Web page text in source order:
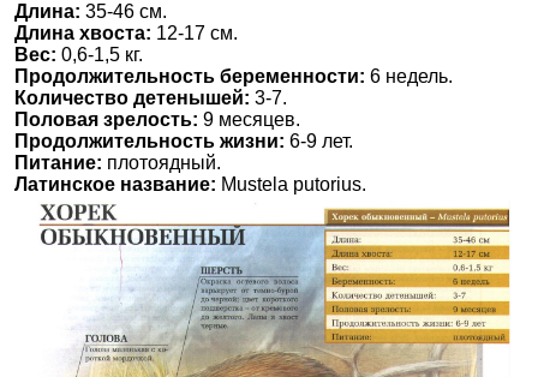
Длина: 35-46 см.
Длина хвоста: 12-17 см.
Вес: 0,6-1,5 кг.
Продолжительность беременности: 6 недель.
Количество детенышей: 3-7.
Половая зрелость: 9 месяцев.
Продолжительность жизни: 6-9 лет.
Питание: плотоядный.
Латинское название: Mustela putorius.